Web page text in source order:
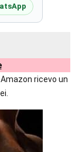
ricevo un